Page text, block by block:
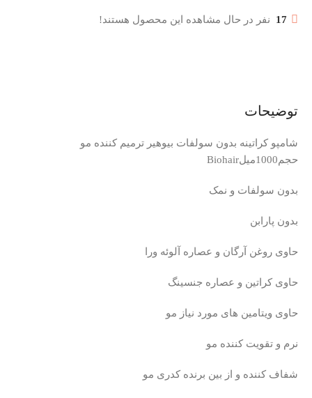
17 نفر در حال مشاهده این محصول هستند!
توضیحات
شامپو کراتینه بدون سولفات بیوهیر ترمیم کننده مو
حجم1000میلBiohair
بدون سولفات و نمک
بدون پارابن
حاوی روغن آرگان و عصاره آلوئه ورا
حاوی کراتین و عصاره جنسینگ
حاوی ویتامین های مورد نیاز مو
نرم و تقویت کننده مو
شفاف کننده و از بین برنده کدری مو